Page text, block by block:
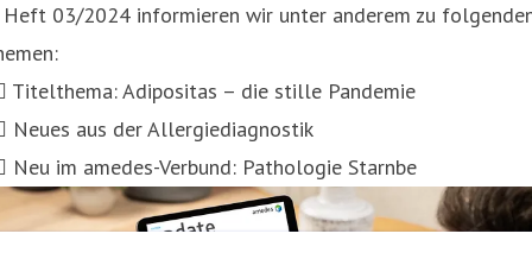
03/2024 informieren wir unter anderem zu
Titelthema: Adipositas – die stille Pandemie
Neues aus der Allergiediagnostik
Neu im amedes-Verbund: Pathologie Starnbe